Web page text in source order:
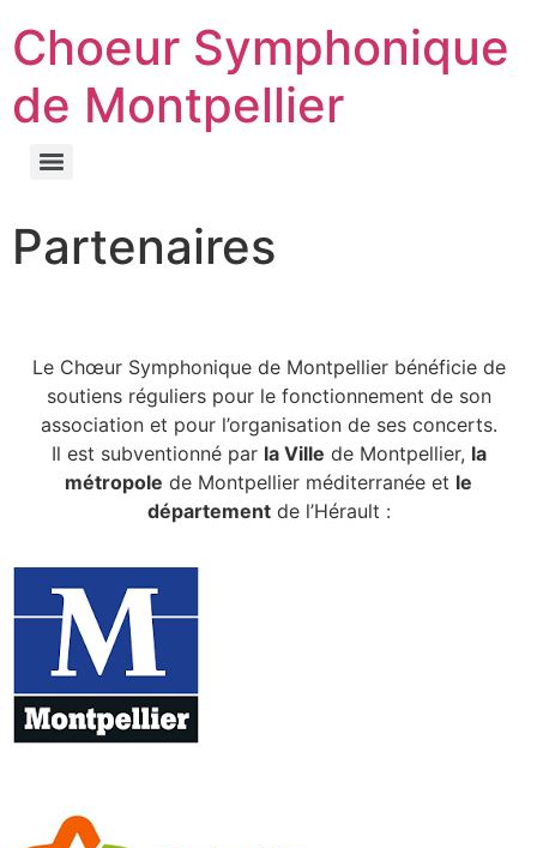
Choeur Symphonique
de Montpellier
Partenaires
Le Chœur Symphonique de Montpellier bénéficie de
soutiens réguliers pour le fonctionnement de son
association et pour l’organisation de ses concerts.
Il est subventionné par la Ville de Montpellier, la
métropole de Montpellier méditerranée et le
départementde l’Hérault :